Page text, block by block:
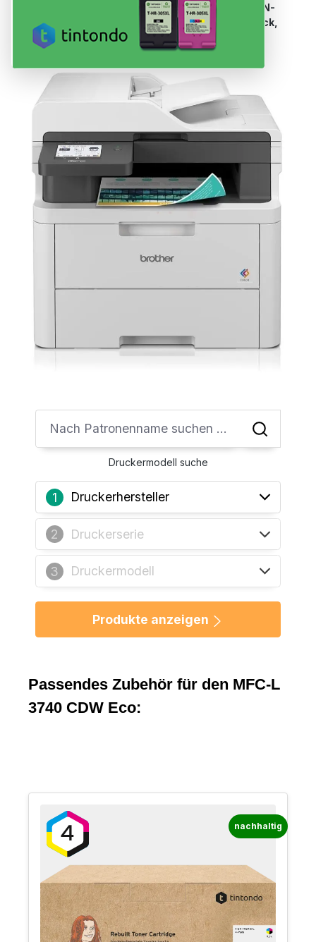
Dein Drucker nutzt Patronen der Serie TN-248, TN-
248 XL, DR-248CL, TN-248 / TN-248 XL
Black,
Cyan, Magenta, Yellow
Druckermodell suche
1 Druckerhersteller
2 Druckerserie
3 Druckermodell
Produkte anzeigen
Passendes Zubehör für den MFC-L
3740 CDW Eco:
nachhaltig